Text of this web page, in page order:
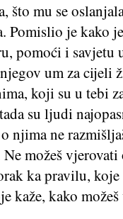
što mu se
Pomislio je kako
pomoći i
um za cijeli
koji su u tebi
su ljudi
njima ne
možeš
ka pravilu,
kaže, kako